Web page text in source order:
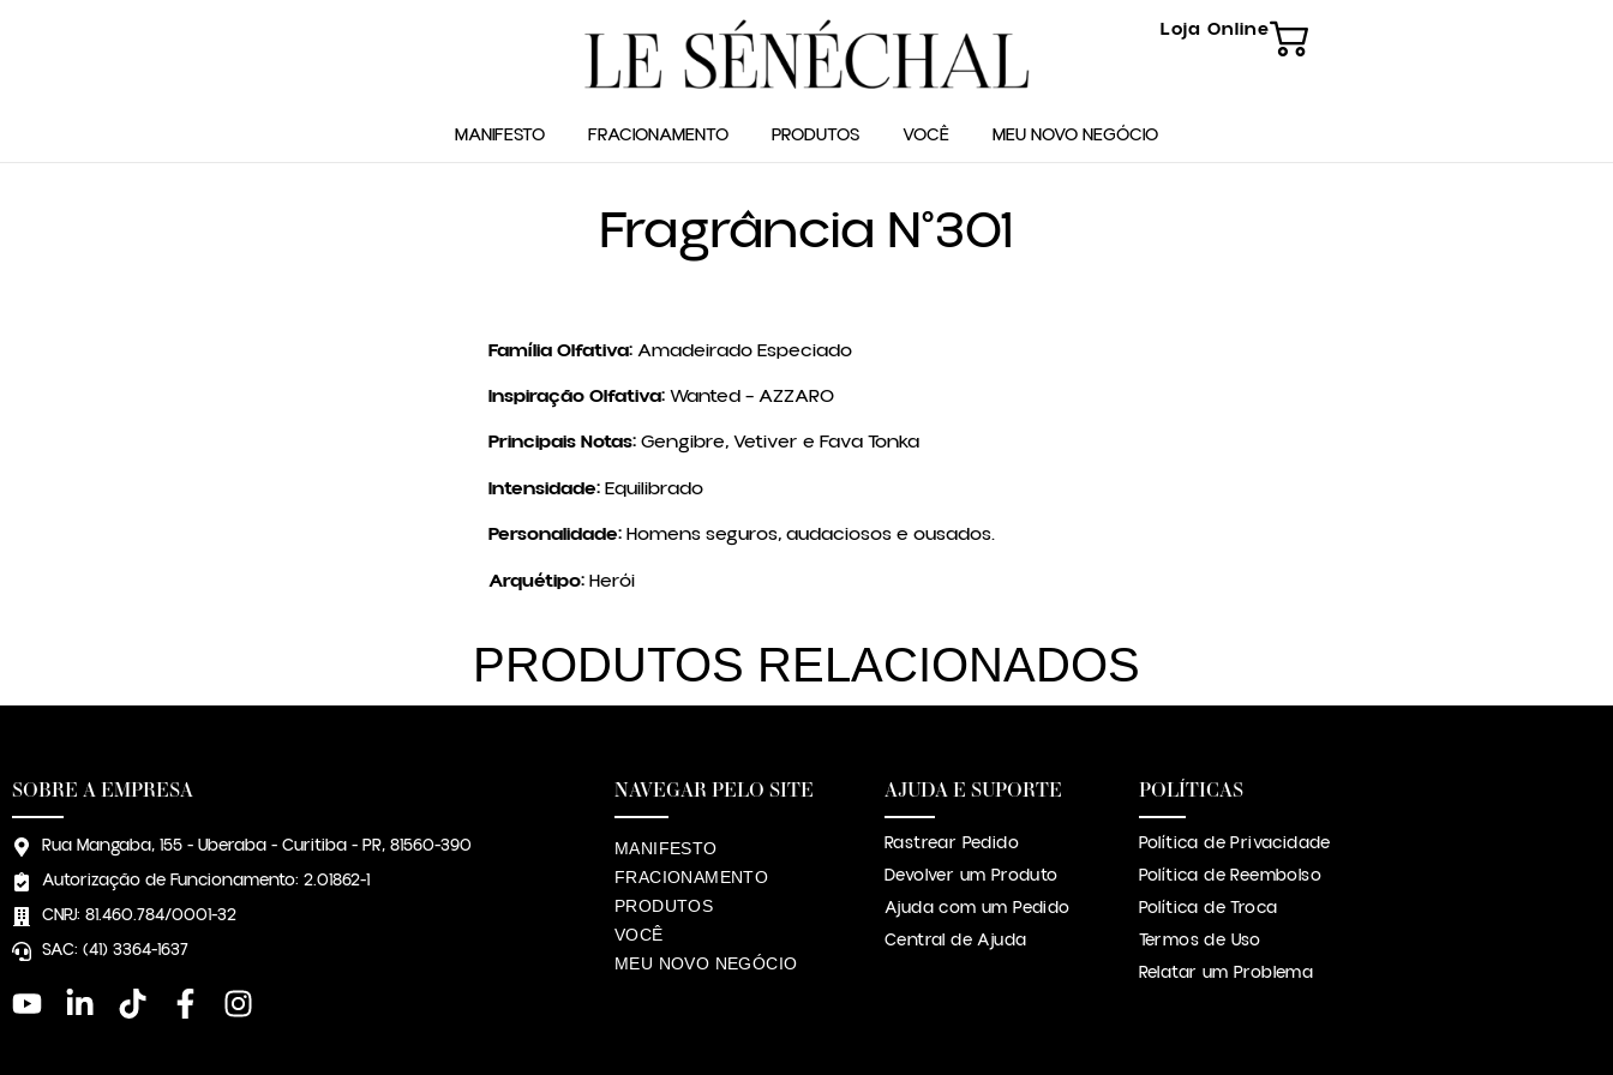
Loja Online
MANIFESTO FRACIONAMENTO PRODUTOS VOCÊ MEU NOVO NEGÓCIO
Fragrância N°301
Família Olfativa:Amadeirado Especiado
Inspiração Olfativa:Wanted – AZZARO
Principais Notas:Gengibre, Vetiver e Fava Tonka
Intensidade:Equilibrado
Personalidade:Homens seguros, audaciosos e ousados.
Arquétipo:Herói
PRODUTOS RELACIONADOS
SOBRE A EMPRESA
Rua Mangaba, 155 - Uberaba - Curitiba - PR, 81560-390
Autorização de Funcionamento: 2.01862-1
CNPJ: 81.460.784/0001-32
SAC: (41) 3364-1637
NAVEGAR PELO SITE
MANIFESTO
FRACIONAMENTO
PRODUTOS
VOCÊ
MEU NOVO NEGÓCIO
AJUDA E SUPORTE
Rastrear Pedido
Devolver um Produto
Ajuda com um Pedido
Central de Ajuda
POLÍTICAS
Política de Privacidade
Política de Reembolso
Política de Troca
Termos de Uso
Relatar um Problema